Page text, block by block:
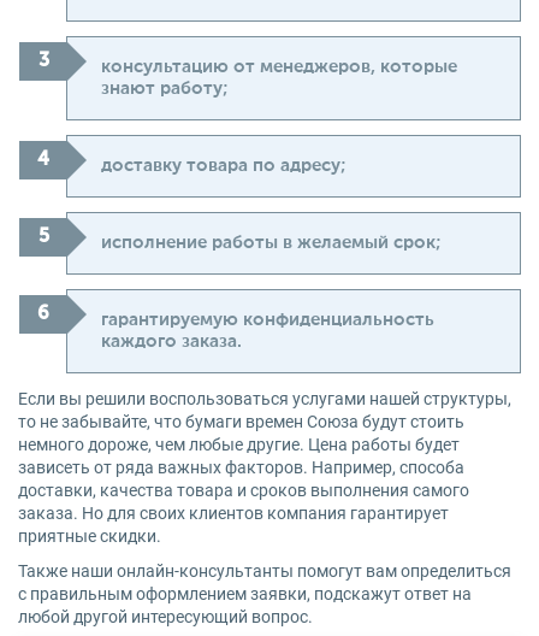
консультацию от менеджеров, которые
знают работу;
доставку товара по адресу;
исполнение работы в желаемый срок;
гарантируемую конфиденциальность
каждого заказа.
Если вы решили воспользоваться услугами нашей структуры,
то не забывайте, что бумаги времен Союза будут стоить
немного дороже, чем любые другие. Цена работы будет
зависеть от ряда важных факторов. Например, способа
доставки, качества товара и сроков выполнения самого
заказа. Но для своих клиентов компания гарантирует
приятные скидки.
Также наши онлайн-консультанты помогут вам определиться
с правильным оформлением заявки, подскажут ответ на
любой другой интересующий вопрос.